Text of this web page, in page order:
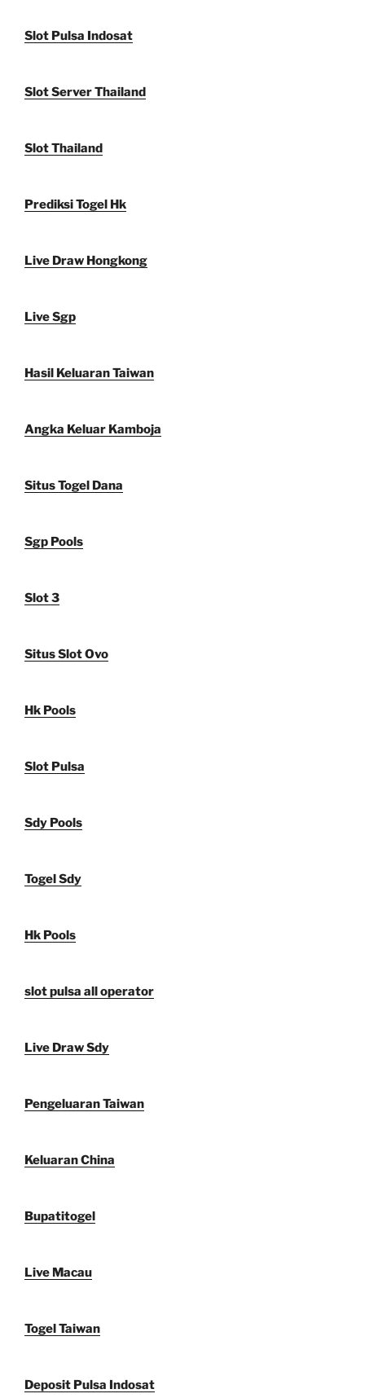
Slot Pulsa Indosat
Slot Server Thailand
Slot Thailand
Prediksi Togel Hk
Live Draw Hongkong
Live Sgp
Hasil Keluaran Taiwan
Angka Keluar Kamboja
Situs Togel Dana
Sgp Pools
Slot 3
Situs Slot Ovo
Hk Pools
Slot Pulsa
Sdy Pools
Togel Sdy
Hk Pools
slot pulsa all operator
Live Draw Sdy
Pengeluaran Taiwan
Keluaran China
Bupatitogel
Live Macau
Togel Taiwan
Deposit Pulsa Indosat